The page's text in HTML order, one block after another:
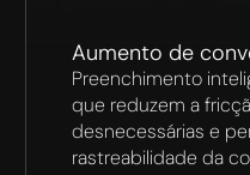
Aumento de
Preenchimento
que reduzem a
desnecessárias e
rastreabilidade da